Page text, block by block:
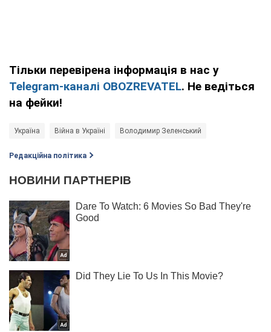
Тільки перевірена інформація в нас у
Telegram-каналі OBOZREVATEL. Не ведіться
на фейки!
Україна Війна в Україні Володимир Зеленський
Редакційна політика